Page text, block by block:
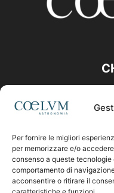
Per fornire le migliori
per memorizzare e/o
consenso a queste
comportamento di
acconsentire o ritirare il
Contattaci: